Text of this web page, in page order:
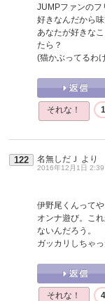
JUMPファンのフ
好きなんだから
あなたが好きな
たら？
(猫かぶってるわ
それな！
122 名無しだＪ より
2016年12月1日
伊野尾くんって
オンナ遊び。こ
ないんだろう。
ガッカリしちゃっ
それな！